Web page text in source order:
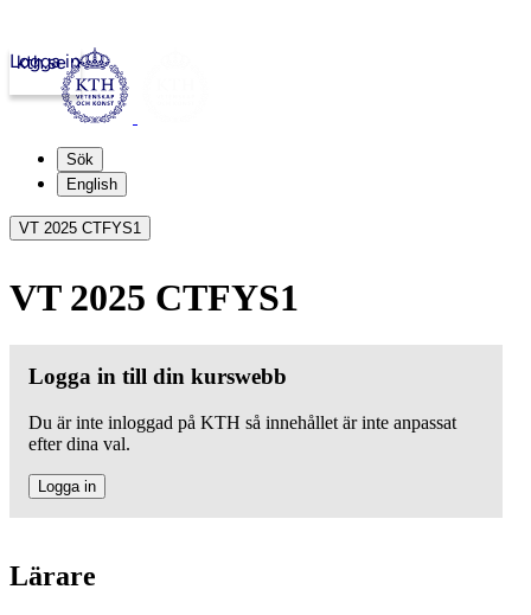
kth.se
Logga in
Sök
English
VT 2025 CTFYS1
VT 2025 CTFYS1
Logga in till din kurswebb
Du är inte inloggad på KTH så innehållet är inte anpassat
efter dina val.
Logga in
Lärare